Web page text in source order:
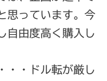
思っています。今
由度高く購入し
・・ドル転が厳し